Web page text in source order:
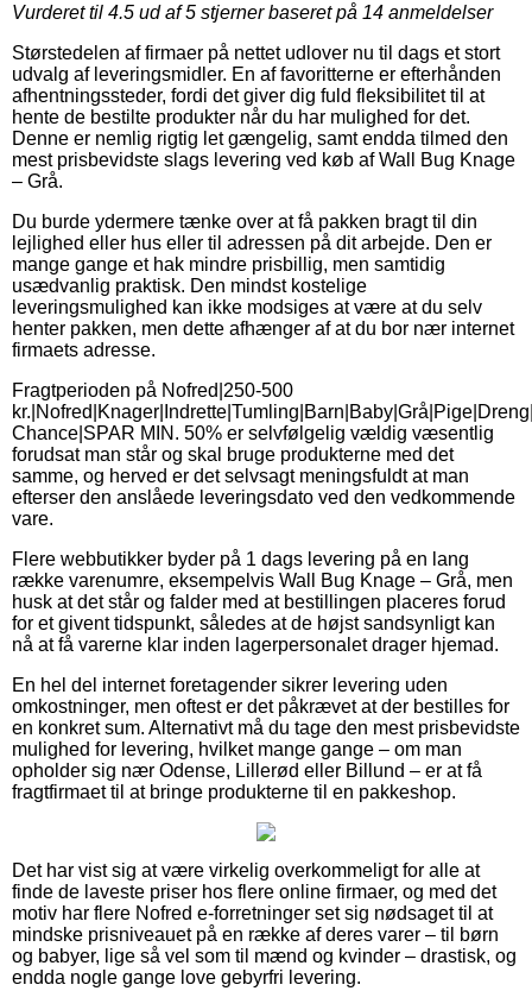
Vurderet til 4.5 ud af 5 stjerner baseret på 14 anmeldelser
Størstedelen af firmaer på nettet udlover nu til dags et stort
udvalg af leveringsmidler. En af favoritterne er efterhånden
afhentningssteder, fordi det giver dig fuld fleksibilitet til at
hente de bestilte produkter når du har mulighed for det.
Denne er nemlig rigtig let gængelig, samt endda tilmed den
mest prisbevidste slags levering ved køb af Wall Bug Knage
– Grå.
Du burde ydermere tænke over at få pakken bragt til din
lejlighed eller hus eller til adressen på dit arbejde. Den er
mange gange et hak mindre prisbillig, men samtidig
usædvanlig praktisk. Den mindst kostelige
leveringsmulighed kan ikke modsiges at være at du selv
henter pakken, men dette afhænger af at du bor nær internet
firmaets adresse.
Fragtperioden på Nofred|250-500
Chance|SPAR MIN. 50% er selvfølgelig vældig væsentlig
forudsat man står og skal bruge produkterne med det
samme, og herved er det selvsagt meningsfuldt at man
efterser den anslåede leveringsdato ved den vedkommende
vare.
Flere webbutikker byder på 1 dags levering på en lang
række varenumre, eksempelvis Wall Bug Knage – Grå, men
husk at det står og falder med at bestillingen placeres forud
for et givent tidspunkt, således at de højst sandsynligt kan
nå at få varerne klar inden lagerpersonalet drager hjemad.
En hel del internet foretagender sikrer levering uden
omkostninger, men oftest er det påkrævet at der bestilles for
en konkret sum. Alternativt må du tage den mest prisbevidste
mulighed for levering, hvilket mange gange – om man
opholder sig nær Odense, Lillerød eller Billund – er at få
fragtfirmaet til at bringe produkterne til en pakkeshop.
Det har vist sig at være virkelig overkommeligt for alle at
finde de laveste priser hos flere online firmaer, og med det
motiv har flere Nofred e-forretninger set sig nødsaget til at
mindske prisniveauet på en række af deres varer – til børn
og babyer, lige så vel som til mænd og kvinder – drastisk, og
endda nogle gange love gebyrfri levering.